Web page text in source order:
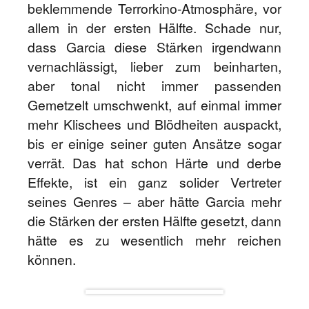
beklemmende Terrorkino-Atmosphäre, vor
allem in der ersten Hälfte. Schade nur,
dass Garcia diese Stärken irgendwann
vernachlässigt, lieber zum beinharten,
aber tonal nicht immer passenden
Gemetzelt umschwenkt, auf einmal immer
mehr Klischees und Blödheiten auspackt,
bis er einige seiner guten Ansätze sogar
verrät. Das hat schon Härte und derbe
Effekte, ist ein ganz solider Vertreter
seines Genres – aber hätte Garcia mehr
die Stärken der ersten Hälfte gesetzt, dann
hätte es zu wesentlich mehr reichen
können.